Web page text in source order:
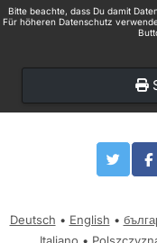
Bitte beachte, dass Du damit
Für höheren Datenschutz
Deutsch • English •